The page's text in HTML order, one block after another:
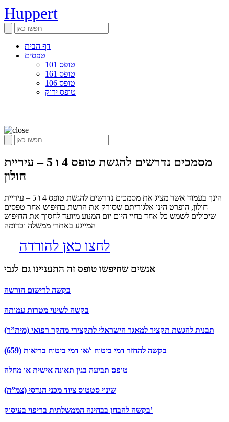
Huppert
דף הבית
טפסים
טופס 101
טופס 161
טופס 106
טופס ירוק
מסמכים נדרשים להגשת טופס 4 ו 5 – עיריית
חולון
הינך בעמוד אשר מציג את מסמכים נדרשים להגשת טופס 4 ו 5 – עיריית
חולון, הופרט הינו אלגוריתם שסורק את הרשת בחיפוש אחר טפסים
שיכולים לשמש כל אחד בחיי היום יום המנוע מיועד לחסוך את החיפוש
המייגע באתרי ממשלה וכדומה
לחצו כאן להורדה
אנשים שחיפשו טופס זה התעניינו גם לגבי
בקשה לרישום הורשה
בקשה לשינוי מטרות עמותה
תבנית להגשת תקציר למאגר הישראלי לתקצירי מחקר רפואי (מית”ר)
בקשה להחזר דמי ביטוח ו/או דמי ביטוח בריאות (659)
טופס תביעה בגין תאונה אישית או מחלה
שינוי סטטוס ציוד מכני הנדסי (צמ”ה)
בקשה להבחן בבחינה הממשלתית בריפוי בעיסוק’